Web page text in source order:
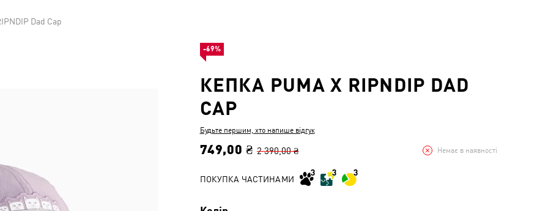
Dad Cap
КЕПКА PUMA X RIPNDIP DAD
CAP
Будьте першим, хто напише відгук
749,00 ₴ 2 390,00 ₴ Немає в наявності
ПОКУПКА ЧАСТИНАМИ
-69%